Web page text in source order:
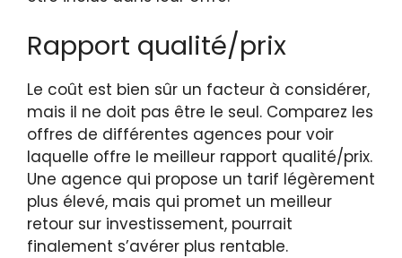
Rapport qualité/prix
Le coût est bien sûr un facteur à considérer,
mais il ne doit pas être le seul. Comparez les
offres de différentes agences pour voir
laquelle offre le meilleur rapport qualité/prix.
Une agence qui propose un tarif légèrement
plus élevé, mais qui promet un meilleur
retour sur investissement, pourrait
finalement s’avérer plus rentable.